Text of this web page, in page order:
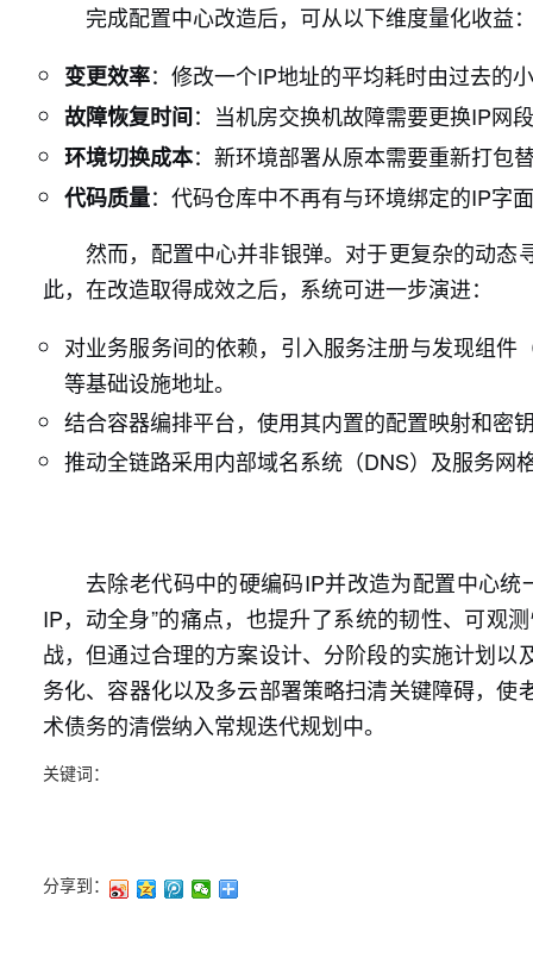
完成配置中心改造后，可从以下维度量化收益
变更效率：修改一个IP地址的平均耗时由过去的
故障恢复时间：当机房交换机故障需要更换IP网
环境切换成本：新环境部署从原本需要重新打包
代码质量：代码仓库中不再有与环境绑定的IP字
然而，配置中心并非银弹。对于更复杂的动
此，在改造取得成效之后，系统可进一步演进：
对业务服务间的依赖，引入服务注册与发现组
等基础设施地址。
结合容器编排平台，使用其内置的配置映射和密
推动全链路采用内部域名系统（DNS）及服务网
去除老代码中的硬编码IP并改造为配置中心
IP，动全身”的痛点，也提升了系统的韧性、可观
战，但通过合理的方案设计、分阶段的实施计划
务化、容器化以及多云部署策略扫清关键障碍，
术债务的清偿纳入常规迭代规划中。
关键词：
分享到：